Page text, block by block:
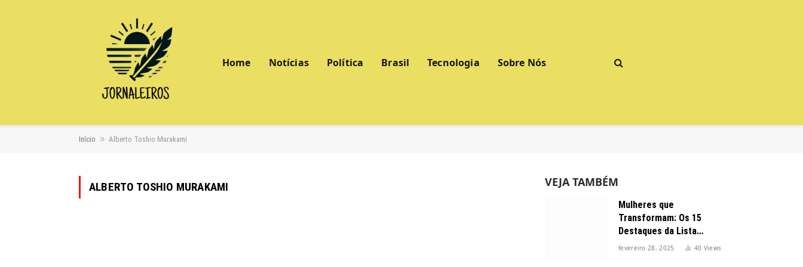
Home Notícias Política Brasil Tecnologia Sobre Nós
Início » Alberto Toshio Murakami
ALBERTO TOSHIO MURAKAMI VEJA TAMBÉM
Mulheres que
Transformam: Os 15
Destaques da Lista
Forbes 2025 no Brasil
fevereiro 28, 2025 40 Views